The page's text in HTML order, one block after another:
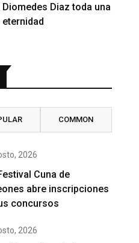
Diomedes Diaz toda una
eternidad
COMMON
2026
Cuna de
abre inscripciones
concursos
2026